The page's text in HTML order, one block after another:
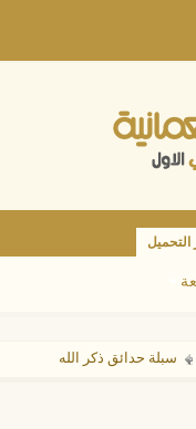
سبلة حدائق ذكر الله